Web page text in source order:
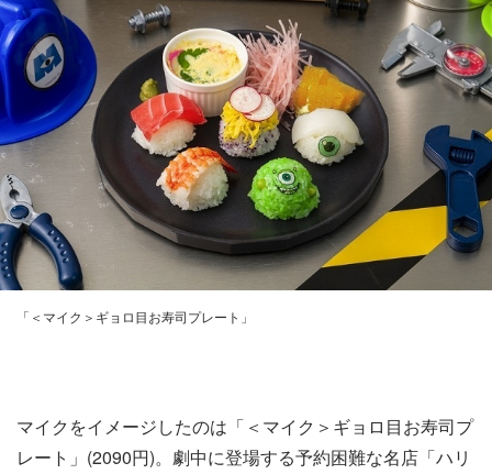
「＜マイク＞ギョロ目お寿司プレート」
マイクをイメージしたのは「＜マイク＞ギョロ目お寿司プ
レート」(2090円)。劇中に登場する予約困難な名店「ハリ